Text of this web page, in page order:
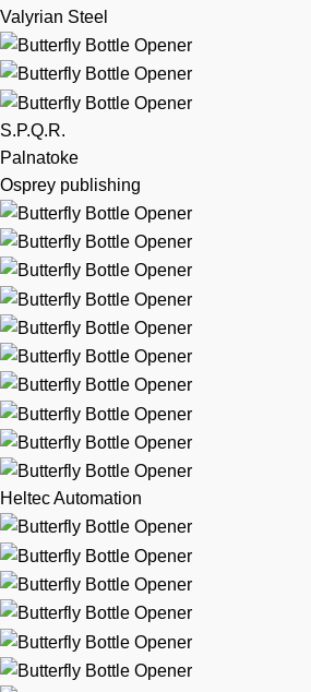
Valyrian Steel
S.P.Q.R.
Palnatoke
Osprey publishing
Heltec Automation